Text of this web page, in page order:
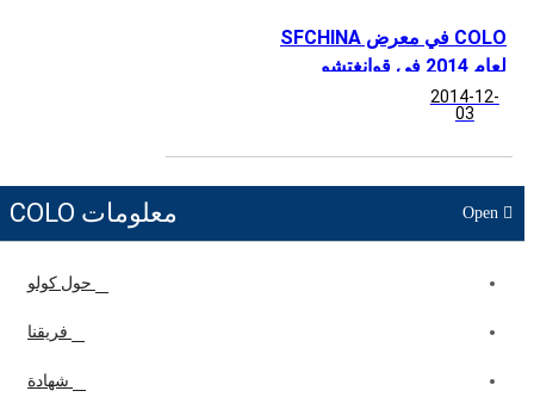
معلومات COLO
حول كولو
فريقنا
شهادة
COLO في معرض SFCHINA
لعام 2014 في قوانغتشو
2014-12-
03